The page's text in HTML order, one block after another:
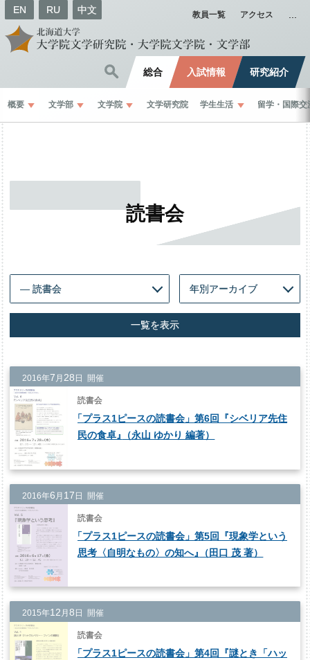
EN RU 中文 教員一覧 アクセス
総合 入試情報 研究紹介
概要 文学部 文学院 文学研究院 学生生活 留学 ・ 国際交
読書会
一覧を表示
2016年7 月 28 日 開催
読書会
「プラス1ピースの読書会」第6回『シベリア先住
民の食卓』 （永山 ゆかり 編著）
2016年6 月 17 日 開催
読書会
「プラス1ピースの読書会」第5回『現象学という
思考〈自明なもの〉の知へ』 （田口 茂 著）
2015年12 月 8 日 開催
読書会
「プラス1ピースの読書会」第4回『謎とき「ハッ